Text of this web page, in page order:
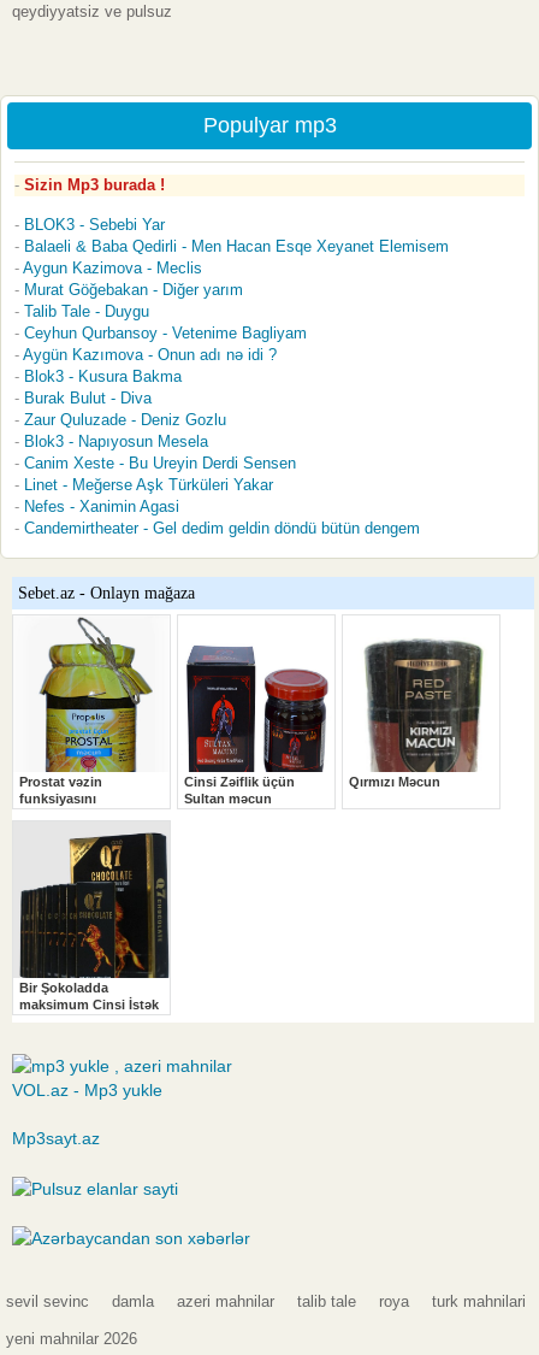
qeydiyyatsiz ve pulsuz
Populyar mp3
Sizin Mp3 burada !
BLOK3 - Sebebi Yar
Balaeli & Baba Qedirli - Men Hacan Esqe Xeyanet Elemisem
Aygun Kazimova - Meclis
Murat Göğebakan - Diğer yarım
Talib Tale - Duygu
Ceyhun Qurbansoy - Vetenime Bagliyam
Aygün Kazımova - Onun adı nə idi ?
Blok3 - Kusura Bakma
Burak Bulut - Diva
Zaur Quluzade - Deniz Gozlu
Blok3 - Napıyosun Mesela
Canim Xeste - Bu Ureyin Derdi Sensen
Linet - Meğerse Aşk Türküleri Yakar
Nefes - Xanimin Agasi
Candemirtheater - Gel dedim geldin döndü bütün dengem
VOL.az - Mp3 yukle
Mp3sayt.az
sevil sevinc damla azeri mahnilar talib tale roya turk mahnilari
yeni mahnilar 2026